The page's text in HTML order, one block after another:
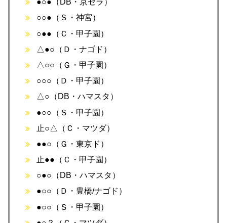
●○●（DB・京セラ）
○○●（Ｓ・神宮）
○●●（Ｃ・甲子園）
△●○（Ｄ・ナゴド）
△○○（Ｇ・甲子園）
○○○（Ｄ・甲子園）
△○（DB・ハマスタ）
●○○（Ｓ・甲子園）
止○△（Ｃ・マツダ）
●●○（Ｇ・東京ド）
止●●（Ｃ・甲子園）
○●○（DB・ハマスタ）
●○○（Ｄ・豊橋/ナゴド）
●○○（Ｓ・甲子園）